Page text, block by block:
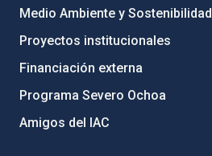
Medio Ambiente y Sostenibilidad
Proyectos institucionales
Financiación externa
Programa Severo Ochoa
Amigos del IAC